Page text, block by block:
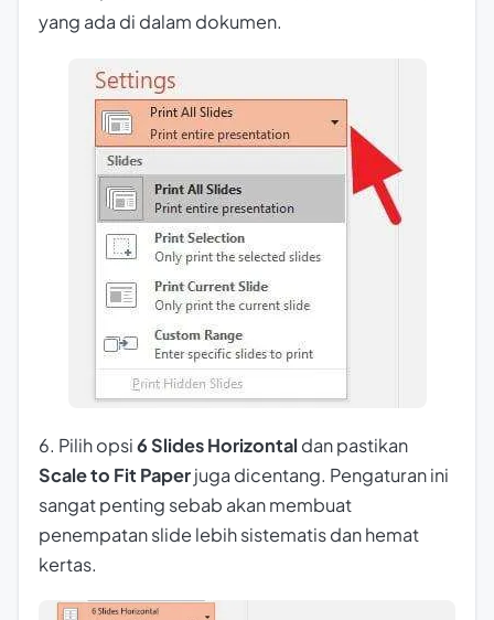
yang ada di dalam dokumen.
6. Pilih opsi6 Slides Horizontaldan pastikan
Scale to Fit Paperjuga dicentang. Pengaturan ini
sangat penting sebab akan membuat
penempatan slide lebih sistematis dan hemat
kertas.